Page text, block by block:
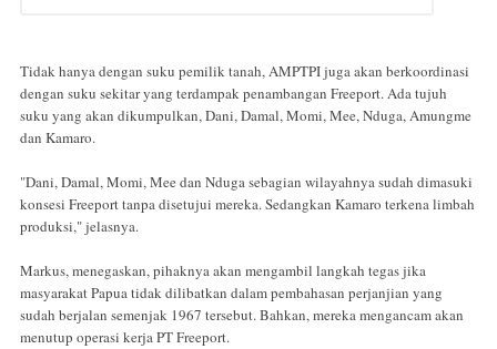
Tidak hanya dengan suku pemilik tanah, AMPTPI juga akan berkoordinasi
dengan suku sekitar yang terdampak penambangan Freeport. Ada tujuh
suku yang akan dikumpulkan, Dani, Damal, Momi, Mee, Nduga, Amungme
dan Kamaro.
"Dani, Damal, Momi, Mee dan Nduga sebagian wilayahnya sudah dimasuki
konsesi Freeport tanpa disetujui mereka. Sedangkan Kamaro terkena limbah
produksi," jelasnya.
Markus, menegaskan, pihaknya akan mengambil langkah tegas jika
masyarakat Papua tidak dilibatkan dalam pembahasan perjanjian yang
sudah berjalan semenjak 1967 tersebut. Bahkan, mereka mengancam akan
menutup operasi kerja PT Freeport.